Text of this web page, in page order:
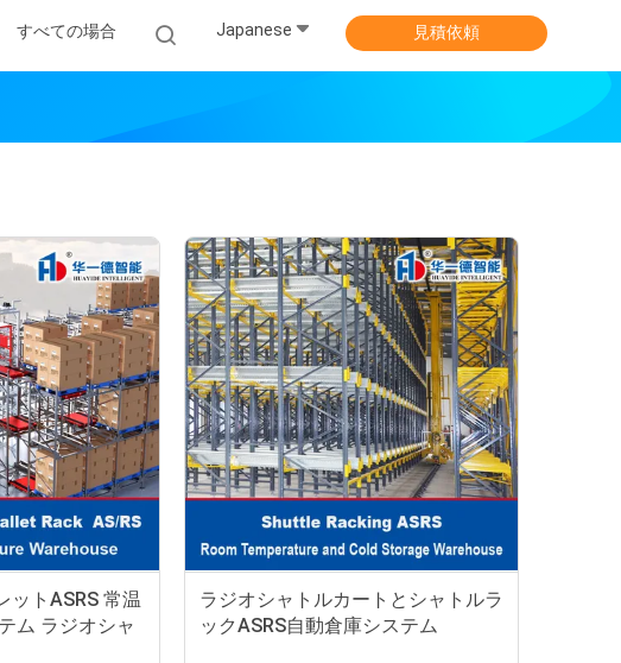
すべての場合 Japanese 見積依頼
ットASRS 常温
ム ラジオシャ
ラジオシャトルカートとシャトルラ
ックASRS自動倉庫システム